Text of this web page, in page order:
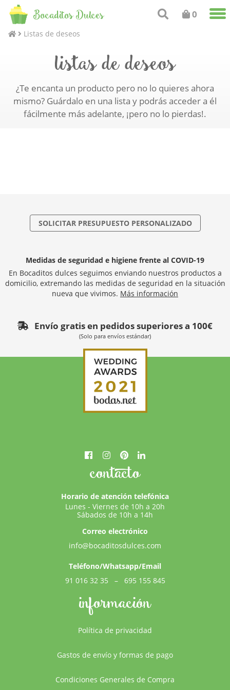
Bocaditos Dulces 0
Listas de deseos
listas de deseos
¿Te encanta un producto pero no lo quieres ahora
mismo? Guárdalo en una lista y podrás acceder a él
fácilmente más adelante, ¡pero no lo pierdas!.
SOLICITAR PRESUPUESTO PERSONALIZADO
Medidas de seguridad e higiene frente al COVID-19
En Bocaditos dulces seguimos enviando nuestros productos a
domicilio, extremando las medidas de seguridad en la situación
nueva que vivimos. Más información
Envío gratis en pedidos superiores a 100€
(Solo para envíos estándar)
información
Política de privacidad
Gastos de envío y formas de pago
Condiciones Generales de Compra
contacto
Horario de atención telefónica
Lunes - Viernes de 10h a 20h
Sábados de 10h a 14h
Correo electrónico
info@bocaditosdulces.com
Teléfono/Whatsapp/Email
91 016 32 35
– 695 155 845